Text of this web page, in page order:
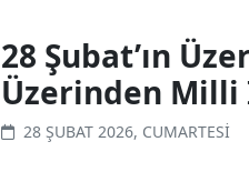
28 Şubat’ın
Üzerinden Milli
28 ŞUBAT 2026, CUMARTESI